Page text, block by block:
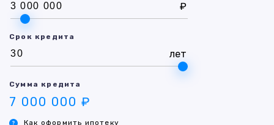
₽
Срок кредита
лет
Сумма кредита
7 000 000 ₽
Как оформить ипотеку